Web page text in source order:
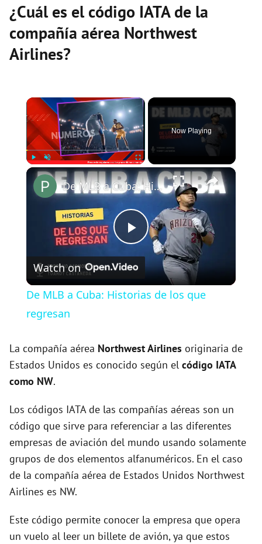
¿Cuál es el código IATA de la
compañía aérea Northwest
Airlines?
×
Play Unmute Fullscreen
Now Playing
×
P
y
i
d
o
De MLB a Cuba: Historias de los que regresan
Watch on
De MLB a Cuba: Historias de los que
regresan
La compañía aérea Northwest Airlines originaria de
Estados Unidos es conocido según el código IATA
como NW.
Los códigos IATA de las compañías aéreas son un
código que sirve para referenciar a las diferentes
empresas de aviación del mundo usando solamente
grupos de dos elementos alfanuméricos. En el caso
de la compañía aérea de Estados Unidos Northwest
Airlines es NW.
Este código permite conocer la empresa que opera
un vuelo al leer un billete de avión, ya que estos